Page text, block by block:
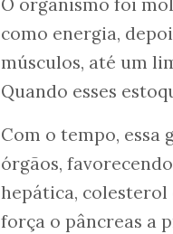
O organismo foi
como energia,
músculos, até um
Quando esses
Com o tempo, essa
órgãos,
hepática, colesterol
força o pâncreas a